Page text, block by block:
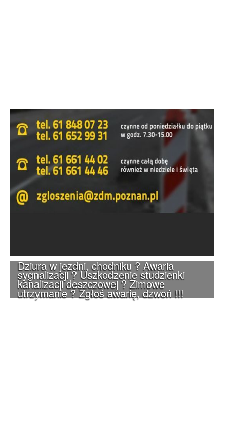
Dziura w jezdni, chodniku ? Awaria
sygnalizacji ? Uszkodzenie studzienki
kanalizacji deszczowej ? Zimowe
utrzymanie ? Zgłoś awarię, dzwoń !!!